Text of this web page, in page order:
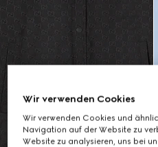
Wir verwenden Cookies
Wir verwenden Cookies und
Navigation auf der Website zu
Website zu analysieren, uns bei